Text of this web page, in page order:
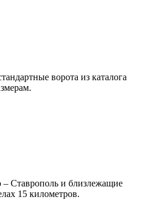
ворота из каталога
– Ставрополь и близлежащие
15 километров.